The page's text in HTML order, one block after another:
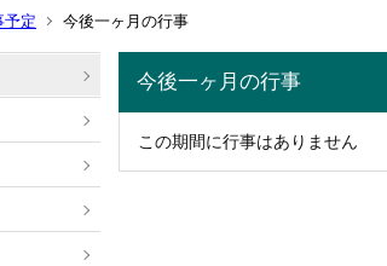
予定 今後一ヶ月の行事
今後一ヶ月の行事
この期間に行事はありません